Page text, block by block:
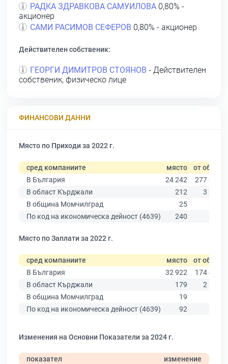
РАДКА ЗДРАВКОВА САМУИЛОВА 0,80% -
акционер
САМИ РАСИМОВ СЕФЕРОВ 0,80% - акционер
Действителен собственик:
ГЕОРГИ ДИМИТРОВ СТОЯНОВ - Действителен
собственик, физическо лице
ФИНАНСОВИ ДАННИ
Място по Приходи за 2022 г.
сред компаниите място от общо
В България
24 242
277 019
В област Кърджали
212
3 205
В община Момчилград
25
290
По код на икономическа дейност (4639)
240
Място по Заплати за 2022 г.
сред компаниите място от общо
В България
32 922
174 403
В област Кърджали
179
2 145
В община Момчилград
19
По код на икономическа дейност (4639)
92
Изменения на Основни Показатели за 2024 г.
показател
изменение